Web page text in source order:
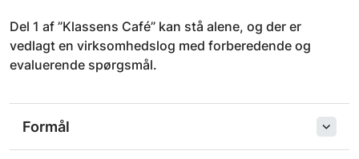
Del 1 af ”Klassens Café” kan stå alene, og der er
vedlagt en virksomhedslog med forberedende og
evaluerende spørgsmål.
Formål